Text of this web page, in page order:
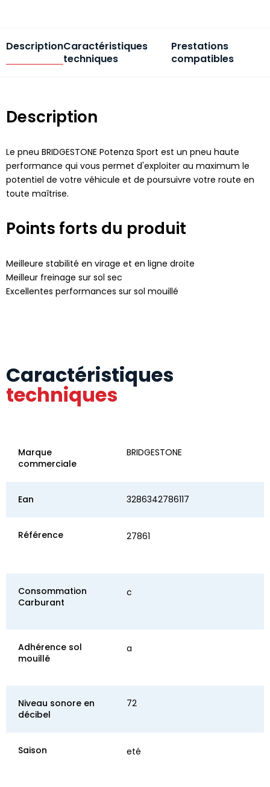
DescriptionCaractéristiques
techniques
Prestations
compatibles
Description
Le pneu BRIDGESTONE Potenza Sport est un pneu haute
performance qui vous permet d'exploiter au maximum le
potentiel de votre véhicule et de poursuivre votre route en
toute maîtrise.
Points forts du produit
Meilleure stabilité en virage et en ligne droite
Meilleur freinage sur sol sec
Excellentes performances sur sol mouillé
Caractéristiques
techniques
Marque
commerciale
BRIDGESTONE
Ean 3286342786117
Référence 27861
Consommation
Carburant
c
Adhérence sol
mouillé
a
Niveau sonore en
décibel
72
Saison eté